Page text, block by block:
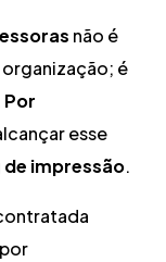
não é
é
Por
esse
impressão.